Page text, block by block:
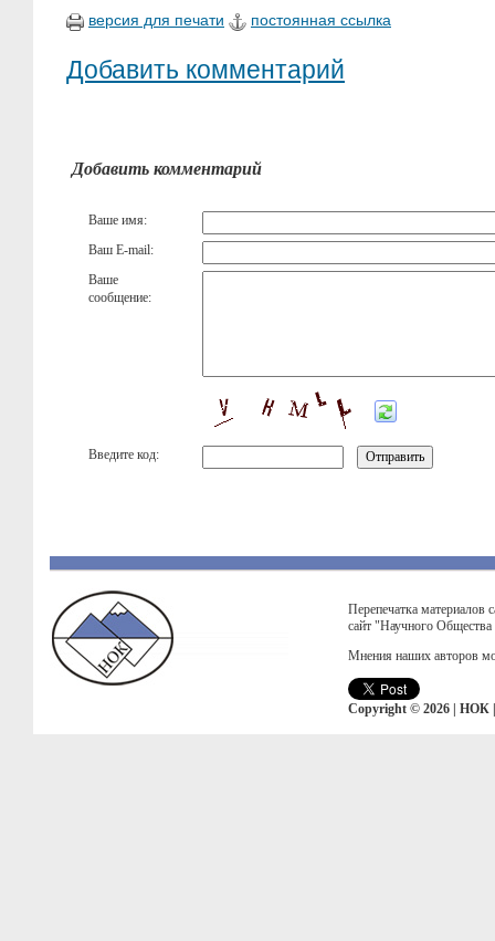
версия для печати постоянная ссылка
Добавить комментарий
Добавить комментарий
Ваше имя:
Ваш E-mail:
Ваше
сообщение:
Введите код:
Перепечатка материалов
сайт "Научного
Мнения наших авторов
Copyright © 2026 | НОК